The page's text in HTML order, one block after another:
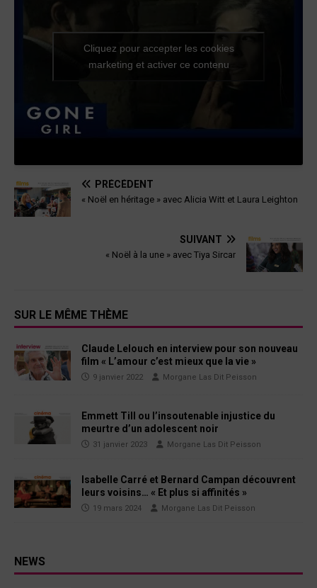
Cliquez pour accepter les cookies
marketing et activer ce contenu
PRÉCÉDENT
« Noël en héritage » avec Alicia Witt et Laura Leighton
SUIVANT
« Noël à la une » avec Tiya Sircar
SUR LE MÊME THÈME
Claude Lelouch en interview pour son nouveau
film « L’amour c’est mieux que la vie »
9 janvier 2022 Morgane Las Dit Peisson
Emmett Till ou l’insoutenable injustice du
meurtre d’un adolescent noir
31 janvier 2023 Morgane Las Dit Peisson
Isabelle Carré et Bernard Campan découvrent
leurs voisins… « Et plus si affinités »
19 mars 2024 Morgane Las Dit Peisson
NEWS